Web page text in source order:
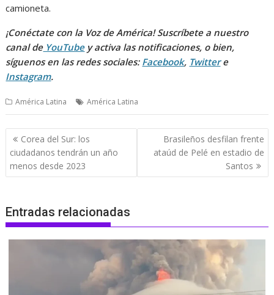
camioneta.
¡Conéctate con la Voz de América! Suscríbete a nuestro
canal deYouTubey activa las notificaciones, o bien,
síguenos en las redes sociales: Facebook, Twittere
Instagram.
América Latina América Latina
Navegación
de
entradas
Corea del Sur: los
ciudadanos tendrán un año
menos desde 2023
Brasileños desfilan frente
ataúd de Pelé en estadio de
Santos
Entradas relacionadas